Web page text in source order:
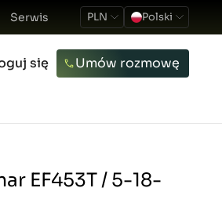
Serwis PLN Polski
się Umów rozmowę
EF453T / 5-18-